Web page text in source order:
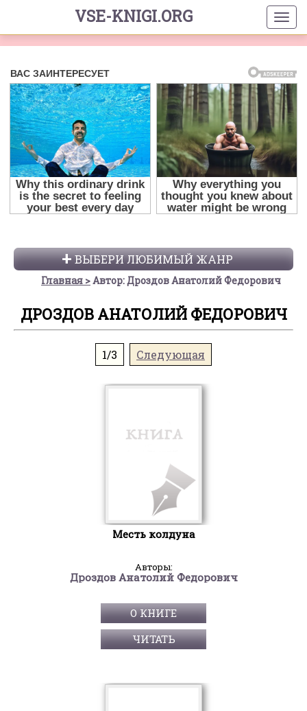
VSE-KNIGI.ORG
ВЫБЕРИ ЛЮБИМЫЙ ЖАНР
Главная Автор: Дроздов Анатолий Федорович
ДРОЗДОВ АНАТОЛИЙ ФЕДОРОВИЧ
1/3 Следующая
Месть колдуна
Авторы:
Дроздов Анатолий Федорович
О КНИГЕ
ЧИТАТЬ